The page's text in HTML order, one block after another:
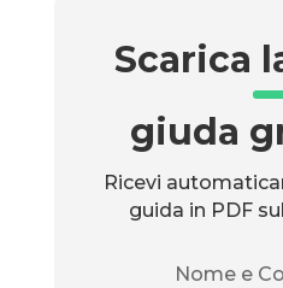
Scarica
giuda
Ricevi
guida in PDF
Nome e